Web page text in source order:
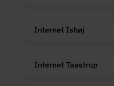
Internet Ishøj
Internet Taastrup